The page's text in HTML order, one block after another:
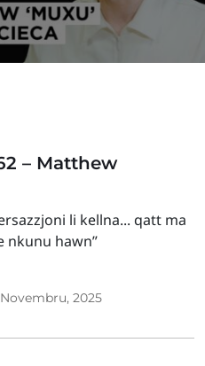
– Matthew
li kellna... qatt ma
nkunu hawn”
2025